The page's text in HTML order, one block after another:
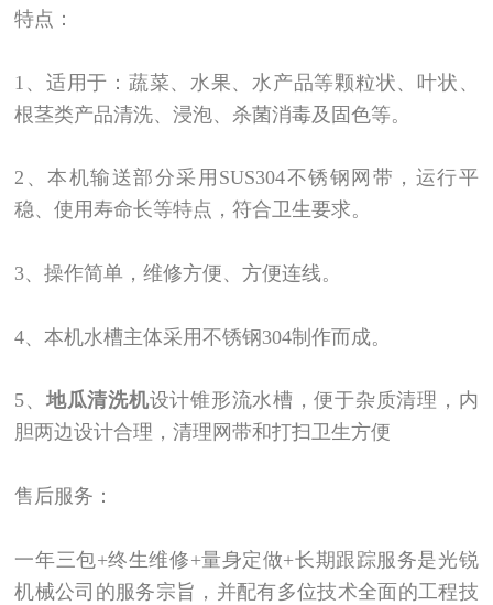
特点：
1、适用于：蔬菜、水果、水产品等颗粒状、叶状、
根茎类产品清洗、浸泡、杀菌消毒及固色等。
2、本机输送部分采用SUS304不锈钢网带，运行平
稳、使用寿命长等特点，符合卫生要求。
3、操作简单，维修方便、方便连线。
4、本机水槽主体采用不锈钢304制作而成。
5、 地瓜清洗机设计锥形流水槽，便于杂质清理，内
胆两边设计合理，清理网带和打扫卫生方便
售后服务：
一年三包+终生维修+量身定做+长期跟踪服务是光锐
机械公司的服务宗旨，并配有多位技术全面的工程技